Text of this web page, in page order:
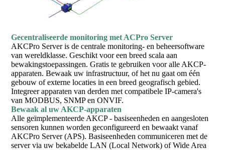
Gecentraliseerde monitoring met ACPro Server
AKCPro Server is de centrale monitoring- en beheersoftware
van wereldklasse. Geschikt voor een breed scala aan
bewakingstoepassingen. Gratis te gebruiken voor alle AKCP-
apparaten. Bewaak uw infrastructuur, of het nu gaat om één
gebouw of externe locaties in een breed geografisch gebied.
Integreer apparaten van derden met compatibele IP-camera's
van MODBUS, SNMP en ONVIF.
Bewaak al uw AKCP-apparaten
Alle geïmplementeerde AKCP - basiseenheden en aangesloten
sensoren kunnen worden geconfigureerd en bewaakt vanaf
AKCPro Server (APS). Basiseenheden communiceren met de
server via uw bekabelde LAN (Local Network) of Wide Area